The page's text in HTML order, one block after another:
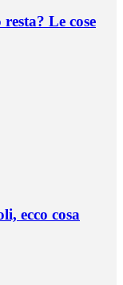
Le cose
ecco cosa